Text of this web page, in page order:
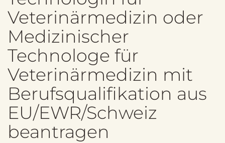
u
s
n
Veterinärmedizin oder
Medizinischer
Technologe für
Veterinärmedizin mit
Berufsqualifikation aus
EU/EWR/Schweiz
beantragen